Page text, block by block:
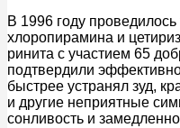
В 1996 году проведилось
хлоропирамина и
ринита с участием 65
подтвердили
быстрее устранял зуд,
и другие неприятные
сонливость и